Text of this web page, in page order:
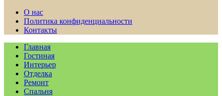
О нас
Политика конфиденциальности
Контакты
Главная
Гостиная
Интерьер
Отделка
Ремонт
Спальня